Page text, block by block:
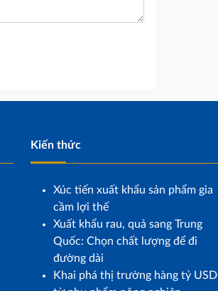
Kiến thức
Xúc tiến xuất khẩu sản phẩm gia
cầm lợi thế
Xuất khẩu rau, quả sang Trung
Quốc: Chọn chất lượng để đi
đường dài
Khai phá thị trường hàng tỷ USD